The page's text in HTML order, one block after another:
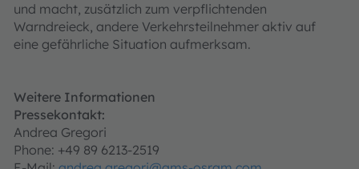
und macht, zusätzlich zum verpflichtenden
Warndreieck, andere Verkehrsteilnehmer aktiv auf
eine gefährliche Situation aufmerksam.
Weitere Informationen
Pressekontakt:
Andrea Gregori
Phone: +49 89 6213-2519